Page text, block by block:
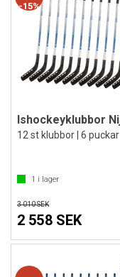
15%
12 st klubbor | 6 puckar
1 i lager
3 010 SEK
2 558 SEK